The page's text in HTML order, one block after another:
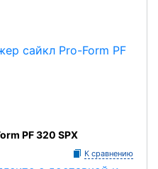
PF 320 SPX
К сравнению